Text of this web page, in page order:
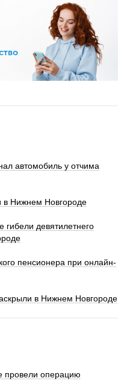
автомобиль у отчима
в Нижнем Новгороде
гибели девятилетнего
пенсионера при онлайн-
в Нижнем Новгороде
провели операцию